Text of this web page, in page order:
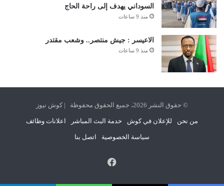
السوداني يهدف إلى راحة الحاج
منذ 9 ساعات
الاعيسر : جيش منتصر.. وشعب مقتدر
منذ 9 ساعات
© حقوق النشر 2026، جميع الحقوق محفوظة | كوش نيوز
من نحن للإعلان في كوش خدمة البث المباشر اعلانات وظائف
سياسة الخصوصية اتصل بنا